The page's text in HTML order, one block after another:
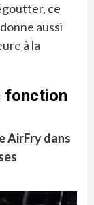
ce
aussi
à la
fonction
AirFry dans